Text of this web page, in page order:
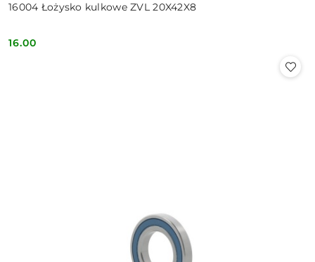
16004 Łożysko kulkowe ZVL 20X42X8
Cena:
16.00